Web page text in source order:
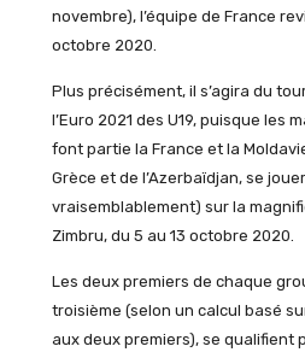
novembre), l’équipe de France
octobre 2020.
Plus précisément, il s’agira du
l’Euro 2021 des U19, puisque les
font partie la France et la
Grèce et de l’Azerbaïdjan, se
vraisemblablement) sur la
Zimbru, du 5 au 13 octobre 2020.
Les deux premiers de chaque
troisième (selon un calcul basé
aux deux premiers), se qualifient